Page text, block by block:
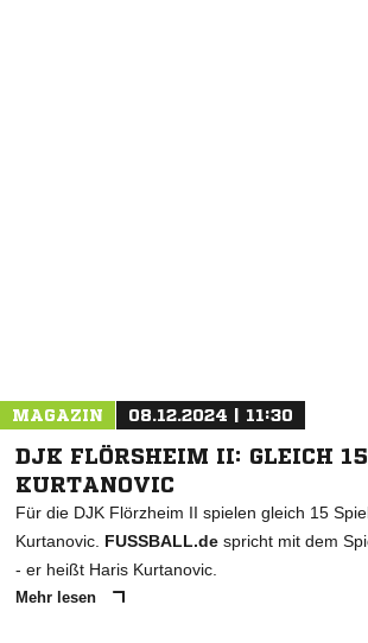
MAGAZIN 08.12.2024 | 11:30
DJK FLÖRSHEIM II: GLEICH
KURTANOVIC
Für die DJK Flörzheim II spielen gleich 15
Kurtanovic. FUSSBALL.de spricht mit dem
- er heißt Haris Kurtanovic.
Mehr lesen